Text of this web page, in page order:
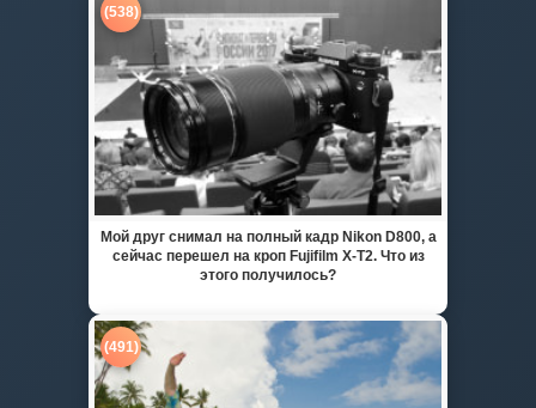
(538)
Мой друг снимал на полный кадр Nikon D800, а
сейчас перешел на кроп Fujifilm X-T2. Что из
этого получилось?
(491)